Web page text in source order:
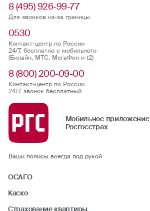
8 (495) 926-99-77
Для звонков из-за границы
0530
Контакт-центр по России
24/7, бесплатно с мобильного
(Билайн, МТС, МегаФон и t2)
8 (800) 200-09-00
Контакт-центр по России
24/7, звонок бесплатный
Мобильное приложение
Росгосстрах
Ваши полисы всегда под рукой
ОСАГО
Каско
Страхование квартиры